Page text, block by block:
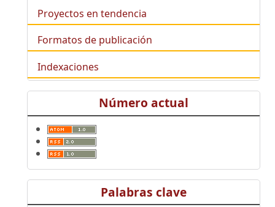
Proyectos en tendencia
Formatos de publicación
Indexaciones
Número actual
Palabras clave